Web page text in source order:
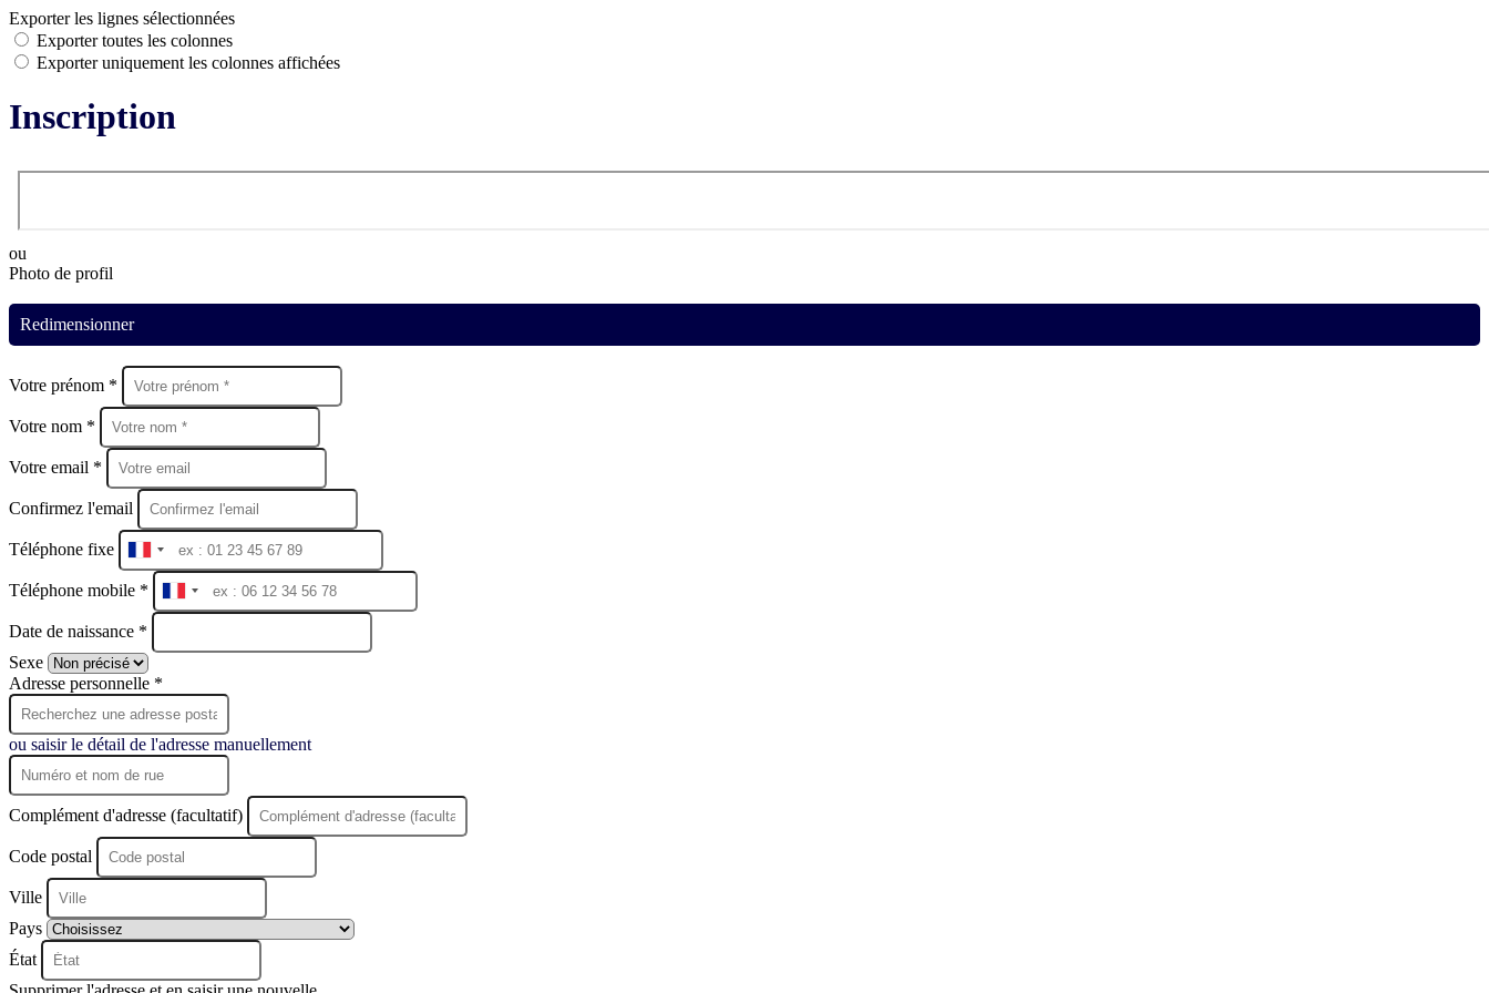
Exporter les lignes sélectionnées
Exporter toutes les colonnes
Exporter uniquement les colonnes affichées
Inscription
ou
Photo de profil
Redimensionner
Votre prénom *
Votre nom *
Votre email *
Confirmez l'email
Téléphone fixe
France
+33
Téléphone mobile *
France
+33
Date de naissance *
Sexe
Adresse personnelle *
ou saisir le détail de l'adresse manuellement
Complément d'adresse (facultatif)
Code postal
Ville
Pays
État